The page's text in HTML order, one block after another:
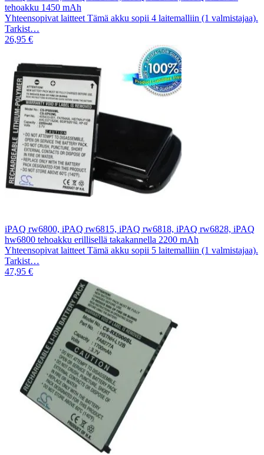
tehoakku 1450 mAh
Yhteensopivat laitteet Tämä akku sopii 4 laitemalliin (1 valmistajaa).
Tarkist…
26,95 €
iPAQ rw6800, iPAQ rw6815, iPAQ rw6818, iPAQ rw6828, iPAQ
hw6800 tehoakku erillisellä takakannella 2200 mAh
Yhteensopivat laitteet Tämä akku sopii 5 laitemalliin (1 valmistajaa).
Tarkist…
47,95 €